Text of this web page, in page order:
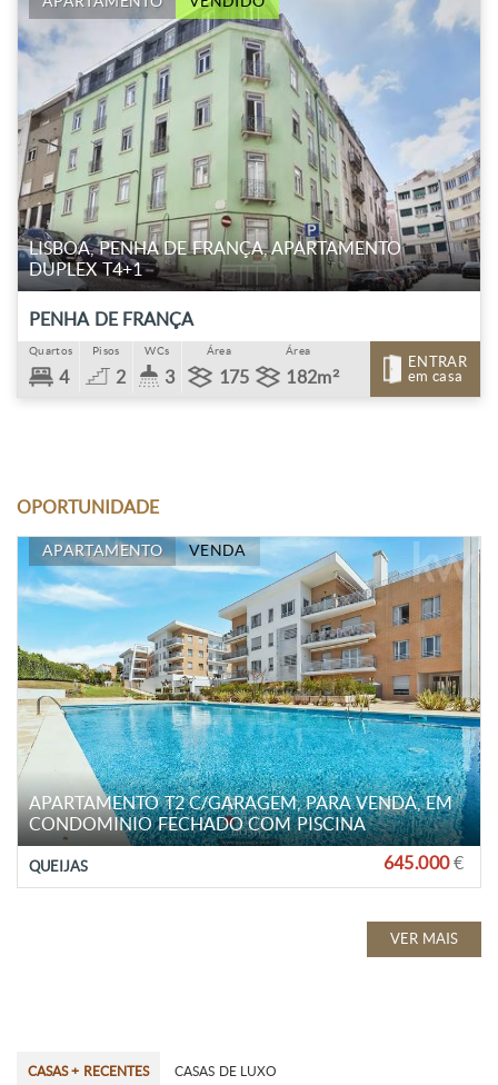
LISBOA, PENHA DE FRANÇA, APARTAMENTO
DUPLEX T4+1
PENHA DE FRANÇA
Quartos
4
Pisos
2
WCs
3
Área
175
Área
182m²
ENTRAR
em casa
OPORTUNIDADE
APARTAMENTO VENDA
APARTAMENTO T2 C/GARAGEM, PARA VENDA, EM
CONDOMINIO FECHADO COM PISCINA
QUEIJAS 645.000€
VER MAIS
CASAS + RECENTES CASAS DE LUXO